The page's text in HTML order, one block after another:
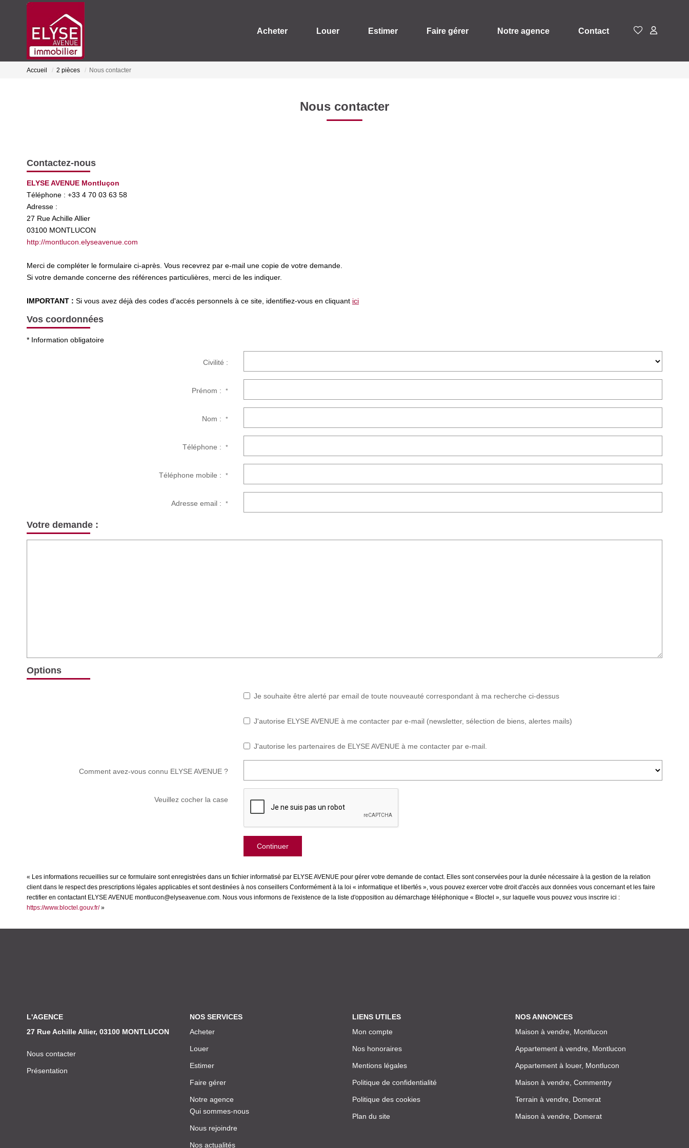
Acheter Louer Estimer Faire gérer Notre agence Contact
Accueil 2 pièces Nous contacter
Nous contacter
Contactez-nous
ELYSE AVENUE Montluçon
Téléphone : +33 4 70 03 63 58
Adresse :
27 Rue Achille Allier
03100 MONTLUCON
http://montlucon.elyseavenue.com
Merci de compléter le formulaire ci-après. Vous recevrez par e-mail une copie de votre demande.
Si votre demande concerne des références particulières, merci de les indiquer.
IMPORTANT : Si vous avez déjà des codes d'accés personnels à ce site, identifiez-vous en cliquant ici
Vos coordonnées
* Information obligatoire
Civilité :
Prénom :*
Nom :*
Téléphone :*
Téléphone mobile :*
Adresse email :*
Votre demande :
Options
Je souhaite être alerté par email de toute nouveauté correspondant à ma recherche ci-dessus
J'autorise ELYSE AVENUE à me contacter par e-mail (newsletter, sélection de biens, alertes mails)
J'autorise les partenaires de ELYSE AVENUE à me contacter par e-mail.
Comment avez-vous connu ELYSE AVENUE ?
Veuillez cocher la case
Continuer
« Les informations recueillies sur ce formulaire sont enregistrées dans un fichier informatisé par ELYSE AVENUE pour gérer votre demande de contact. Elles sont conservées pour la durée nécessaire à la gestion de la relation
client dans le respect des prescriptions légales applicables et sont destinées à nos conseillers Conformément à la loi « informatique et libertés », vous pouvez exercer votre droit d'accès aux données vous concernant et les faire
rectifier en contactant ELYSE AVENUE montlucon@elyseavenue.com. Nous vous informons de l'existence de la liste d'opposition au démarchage téléphonique « Bloctel », sur laquelle vous pouvez vous inscrire ici :
https://www.bloctel.gouv.fr/»
L'AGENCE
27 Rue Achille Allier, 03100 MONTLUCON
Nous contacter
Présentation
NOS SERVICES
Acheter
Louer
Estimer
Faire gérer
Notre agence
Qui sommes-nous
Nous rejoindre
Nos actualités
LIENS UTILES
Mon compte
Nos honoraires
Mentions légales
Politique de confidentialité
Politique des cookies
Plan du site
NOS ANNONCES
Maison à vendre, Montlucon
Appartement à vendre, Montlucon
Appartement à louer, Montlucon
Maison à vendre, Commentry
Terrain à vendre, Domerat
Maison à vendre, Domerat